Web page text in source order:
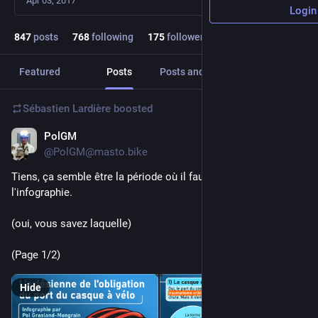
847posts 768following 175followers
Featured Posts Posts and replies
Sébastien Lardière boosted
PolGM
@PolGM@masto.bike
Tiens, ça semble être la période où il faut ressortir
l'infographie.
(oui, vous savez laquelle)
(Page 1/2)
Hide
Login